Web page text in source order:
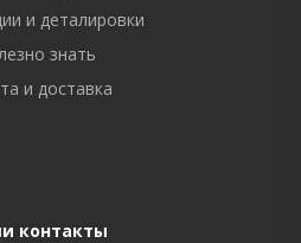
и деталировки
знать
и доставка
контакты